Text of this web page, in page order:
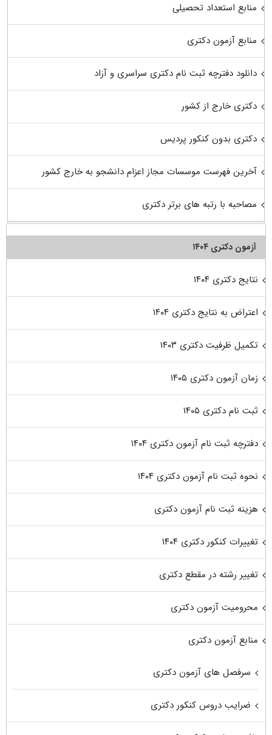
منابع استعداد تحصیلی
منابع آزمون دکتری
دانلود دفترچه ثبت نام دکتری سراسری و آزاد
دکتری خارج از کشور
دکتری بدون کنکور پردیس
آخرین فهرست موسسات مجاز اعزام دانشجو به خارج کشور
مصاحبه با رتبه های برتر دکتری
آزمون دکتری ۱۴۰۴
نتایج دکتری ۱۴۰۴
اعتراض به نتایج دکتری ۱۴۰۴
تکمیل ظرفیت دکتری ۱۴۰۳
زمان آزمون دکتری ۱۴۰۵
ثبت نام دکتری ۱۴۰۵
دفترچه ثبت نام آزمون دکتری ۱۴۰۴
نحوه ثبت نام آزمون دکتری ۱۴۰۴
هزینه ثبت نام آزمون دکتری
تغییرات کنکور دکتری ۱۴۰۴
تغییر رشته در مقطع دکتری
محرومیت آزمون دکتری
منابع آزمون دکتری
سرفصل های آزمون دکتری
ضرایب دروس کنکور دکتری